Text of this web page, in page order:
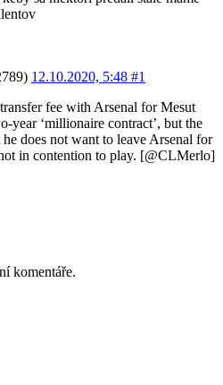
12.10.2020, 5:48 #1
fee with Arsenal for Mesut
year ‘millionaire contract’, but the
does not want to leave Arsenal for
in contention to play. [@CLMerlo]
komentáře.